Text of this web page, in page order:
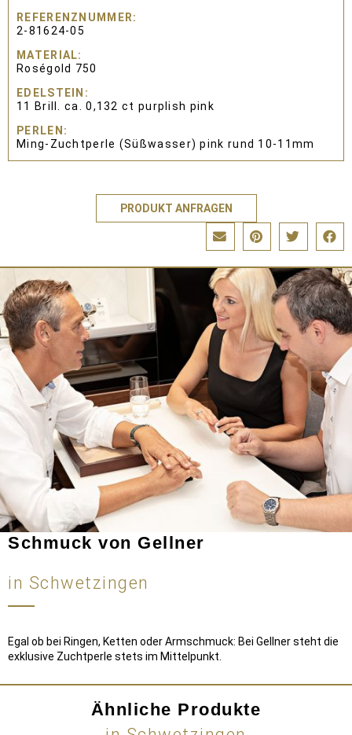
REFERENZNUMMER
2-81624-05
MATERIAL
Roségold 750
EDELSTEIN
11 Brill. ca. 0,132 ct purplish pink
PERLEN
Ming-Zuchtperle (Süßwasser) pink rund 10-11mm
PRODUKT ANFRAGEN
Schmuck von Gellner
in Schwetzingen
Egal ob bei Ringen, Ketten oder Armschmuck: Bei Gellner steht die
exklusive Zuchtperle stets im Mittelpunkt.
Ähnliche Produkte